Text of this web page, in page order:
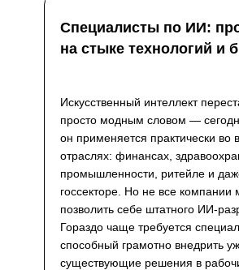
Специалисты по ИИ:
на стыке технологий и
Искусственный интеллект
просто модным словом —
он применяется практически во
отраслях: финансах,
промышленности, ритейле и
госсекторе. Но не все компании
позволить себе штатного ИИ-
Гораздо чаще требуется
способный грамотно внедрить
существующие решения в